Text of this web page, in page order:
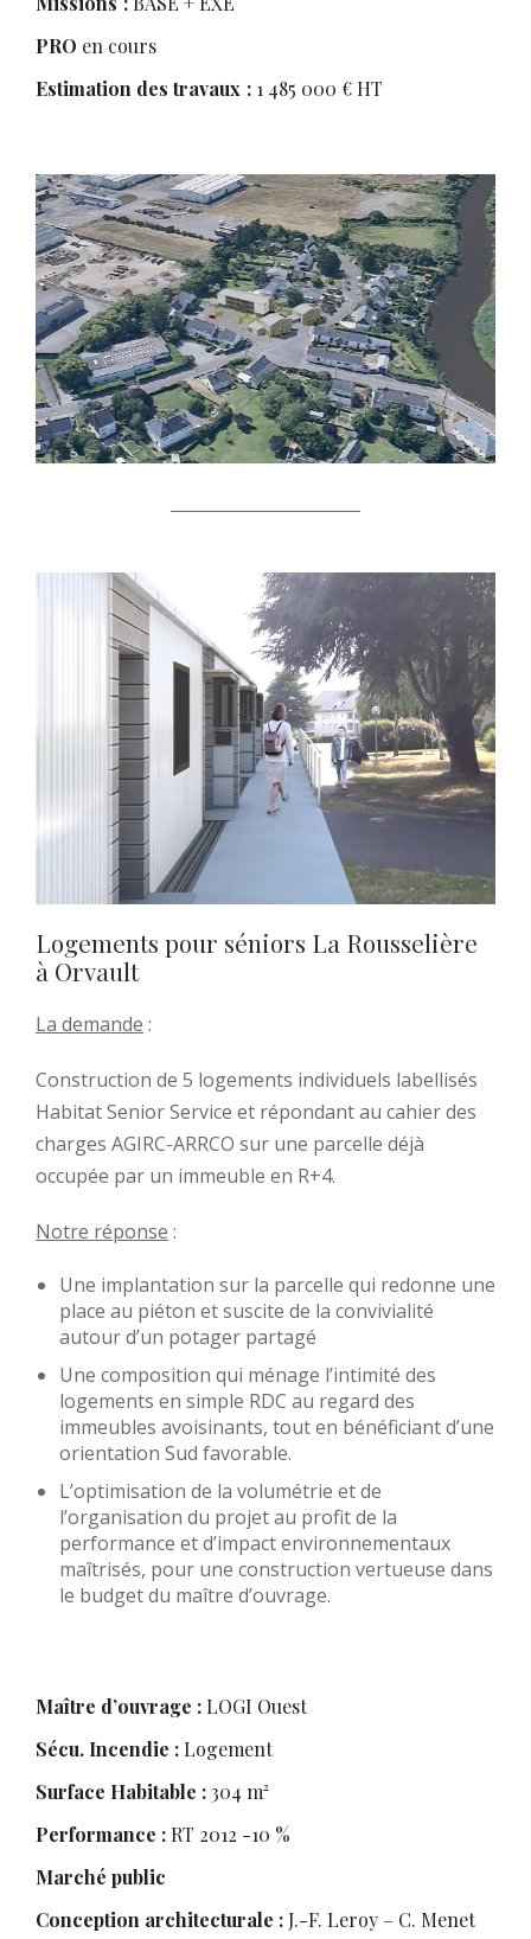
PRO en cours
Estimation des travaux : 1 485 000 € HT
Logements pour séniors La Rousselière
à Orvault
La demande :
Construction de 5 logements individuels labellisés
Habitat Senior Service et répondant au cahier des
charges AGIRC-ARRCO sur une parcelle déjà
occupée par un immeuble en R+4.
Notre réponse :
Une implantation sur la parcelle qui redonne une
place au piéton et suscite de la convivialité
autour d’un potager partagé
Une composition qui ménage l’intimité des
logements en simple RDC au regard des
immeubles avoisinants, tout en bénéficiant d’une
orientation Sud favorable.
L’optimisation de la volumétrie et de
l’organisation du projet au profit de la
performance et d’impact environnementaux
maîtrisés, pour une construction vertueuse dans
le budget du maître d’ouvrage.
Maître d’ouvrage :LOGI Ouest
Sécu. Incendie :Logement
Surface Habitable :304 m²
Performance : RT 2012 -10 %
Marché public
Conception architecturale : J.-F. Leroy – C. Menet